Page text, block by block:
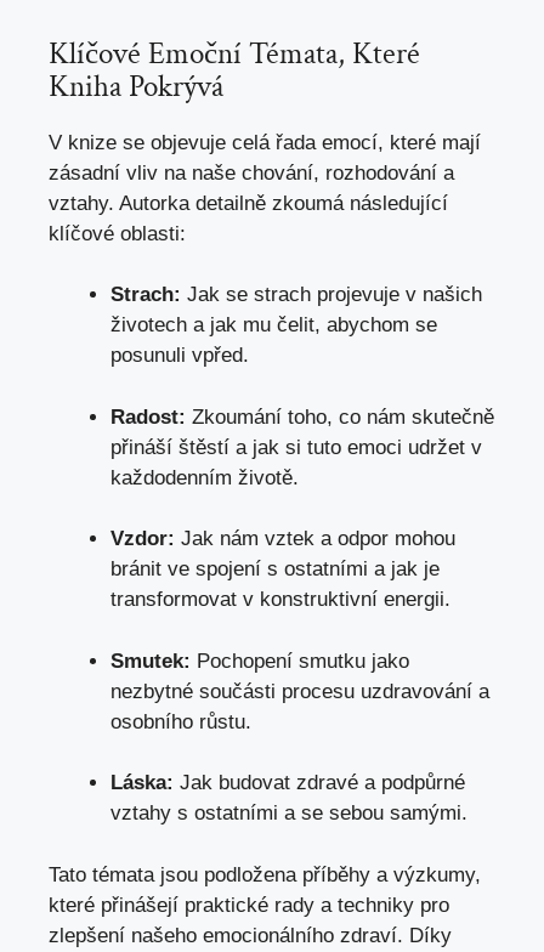
Klíčové Emoční Témata, Které
Kniha Pokrývá
V knize se objevuje celá řada emocí, které mají
zásadní vliv na naše chování, rozhodování a
vztahy. Autorka detailně zkoumá následující
klíčové oblasti:
Strach: Jak se strach projevuje v našich
životech a jak mu čelit, abychom se
posunuli vpřed.
Radost: Zkoumání toho, co nám skutečně
přináší štěstí a jak si tuto emoci udržet v
každodenním životě.
Vzdor: Jak nám vztek a odpor mohou
bránit ve spojení s ostatními a jak je
transformovat v konstruktivní energii.
Smutek: Pochopení smutku jako
nezbytné součásti procesu uzdravování a
osobního růstu.
Láska: Jak budovat zdravé a podpůrné
vztahy s ostatními a se sebou samými.
Tato témata jsou podložena příběhy a výzkumy,
které přinášejí praktické rady a techniky pro
zlepšení našeho emocionálního zdraví. Díky